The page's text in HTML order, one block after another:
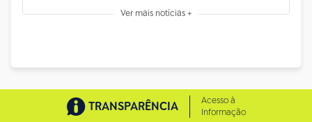
Ver mais notícias +
TRANSPARÊNCIA
Acesso à
Informação